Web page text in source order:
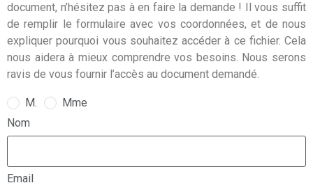
document, n’hésitez pas à en faire la demande ! Il vous suffit
de remplir le formulaire avec vos coordonnées, et de nous
expliquer pourquoi vous souhaitez accéder à ce fichier. Cela
nous aidera à mieux comprendre vos besoins. Nous serons
ravis de vous fournir l’accès au document demandé.
M.
Mme
Nom
Email